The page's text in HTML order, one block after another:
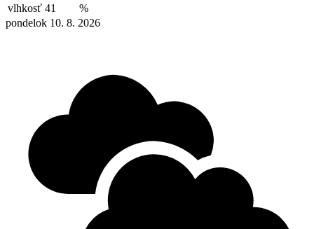
vlhkosť 41
%
pondelok 10. 8. 2026